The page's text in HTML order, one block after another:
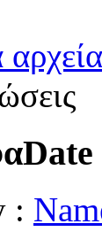
Date
: